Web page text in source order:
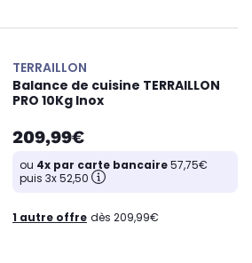
TERRAILLON
Balance de cuisine TERRAILLON
PRO 10Kg Inox
209,99€
ou 4x par carte bancaire57,75€
puis 3x 52,50
1 autre offre dès 209,99€